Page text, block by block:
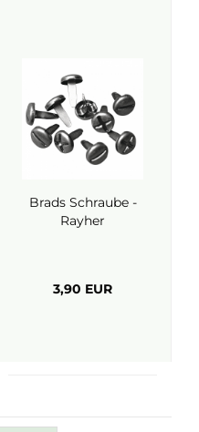
Brads Schraube -
Rayher
3,90 EUR